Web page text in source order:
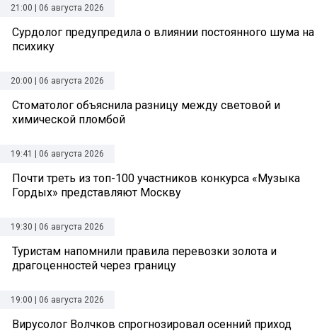
21:00 | 06 августа 2026
Сурдолог предупредила о влиянии постоянного шума на
психику
20:00 | 06 августа 2026
Стоматолог объяснила разницу между световой и
химической пломбой
19:41 | 06 августа 2026
Почти треть из топ-100 участников конкурса «Музыка
Гордых» представляют Москву
19:30 | 06 августа 2026
Туристам напомнили правила перевозки золота и
драгоценностей через границу
19:00 | 06 августа 2026
Вирусолог Волчков спрогнозировал осенний приход